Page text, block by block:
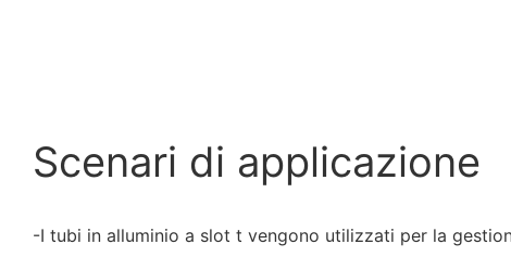
Scenari di applicazione
-I tubi in alluminio a slot t vengono utilizzati per la